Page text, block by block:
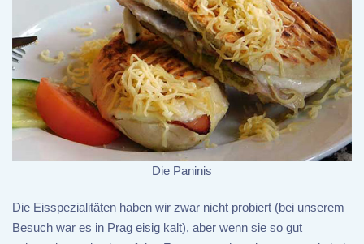
Die Paninis
Die Eisspezialitäten haben wir zwar nicht probiert (bei unserem
Besuch war es in Prag eisig kalt), aber wenn sie so gut